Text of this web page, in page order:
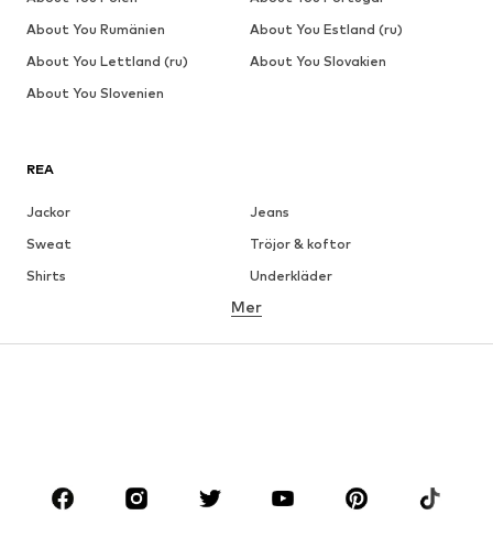
REA
Jackor
Jeans
Sweat
Tröjor & koftor
Shirts
Underkläder
Skjortor
Rockar
Kostymer & kavajer
KLÄDER
Mer
About You Rumänien
About You Estland (ru)
About You Lettland (ru)
About You Slovakien
About You Slovenien